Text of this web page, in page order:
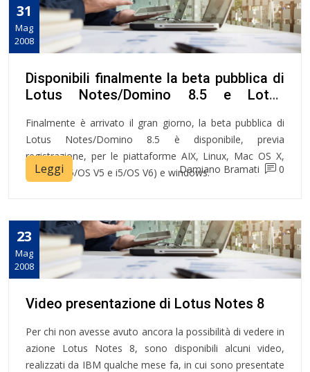
31
Mag
2008
Disponibili finalmente la beta pubblica di
Lotus Notes/Domino 8.5 e Lotus
Finalmente è arrivato il gran giorno, la beta pubblica di
Lotus Notes/Domino 8.5 è disponibile, previa
registrazione, per le piattaforme AIX, Linux, Mac OS X,
Solaris, ( i5/OS V5 e i5/OS V6) e windows.
Leggi Damiano Bramati 0
23
Mag
2008
Video presentazione di Lotus Notes 8
Per chi non avesse avuto ancora la possibilità di vedere in
azione Lotus Notes 8, sono disponibili alcuni video,
realizzati da IBM qualche mese fa, in cui sono presentate